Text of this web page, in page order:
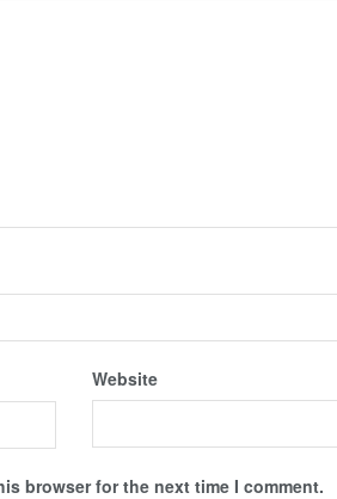
Website
browser for the next time I comment.